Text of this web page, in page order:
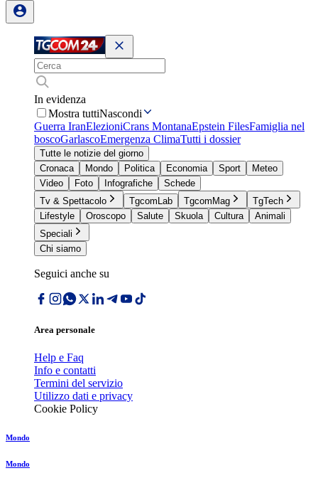
In evidenza
Mostra tuttiNascondi
Guerra IranElezioniCrans MontanaEpstein FilesFamiglia nel
boscoGarlascoEmergenza ClimaTutti i dossier
Tutte le notizie del giorno
Cronaca
Mondo Politica Economia Sport
Meteo
Video
Foto Infografiche
Schede
Tv & Spettacolo
TgcomLab TgcomMag
TgTech
Lifestyle
Oroscopo Salute Skuola Cultura
Animali
Speciali
Chi siamo
Seguici anche su
Area personale
Help e Faq
Info e contatti
Termini del servizio
Utilizzo dati e privacy
Cookie Policy
Mondo
Mondo